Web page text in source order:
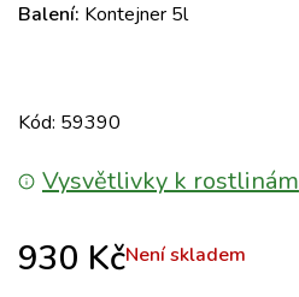
Balení: Kontejner 5l
Kód: 59390
Vysvětlivky k rostlinám
930 KčNení skladem